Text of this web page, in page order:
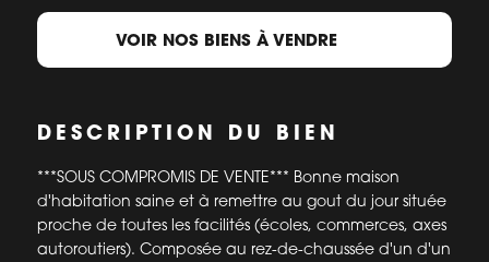
VOIR NOS BIENS À VENDRE
DESCRIPTION DU BIEN
***SOUS COMPROMIS DE VENTE*** Bonne maison
d'habitation saine et à remettre au gout du jour située
proche de toutes les facilités (écoles, commerces, axes
autoroutiers). Composée au rez-de-chaussée d'un d'un